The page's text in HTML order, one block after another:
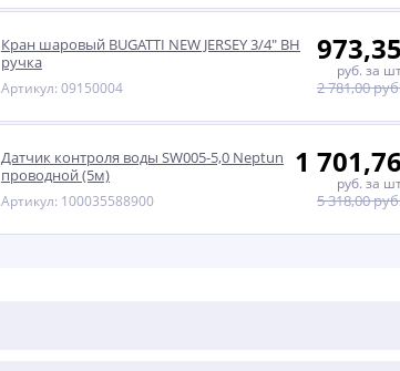
Кран шаровый BUGATTI NEW JERSEY 3/4" ВН
ручка
Артикул: 09150004
973,35
руб. за
2 781,00
Датчик контроля воды SW005-5,0 Neptun
проводной (5м)
Артикул: 100035588900
1 701,76
руб. за
5 318,00